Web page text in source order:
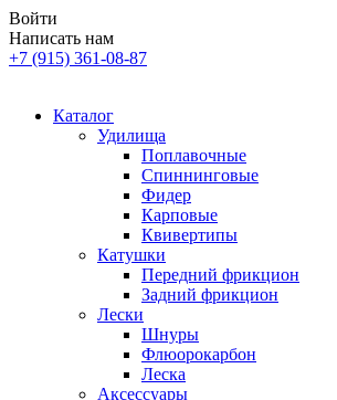
Войти
Написать нам
+7 (915) 361-08-87
Каталог
Удилища
Поплавочные
Спиннинговые
Фидер
Карповые
Квивертипы
Катушки
Передний фрикцион
Задний фрикцион
Лески
Шнуры
Флюорокарбон
Леска
Аксессуары